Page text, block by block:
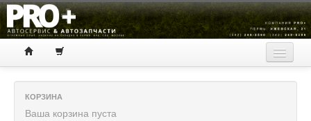
КОРЗИНА
Ваша корзина пуста